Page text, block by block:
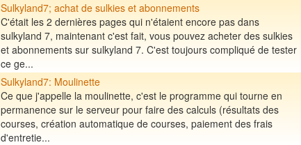
Sulkyland7; achat de sulkies et abonnements
C'était les 2 dernières pages qui n'étaient encore pas dans
sulkyland 7, maintenant c'est fait, vous pouvez acheter des sulkies
et abonnements sur sulkyland 7. C'est toujours compliqué de tester
ce ge...
Sulkyland7: Moulinette
Ce que j'appelle la moulinette, c'est le programme qui tourne en
permanence sur le serveur pour faire des calculs (résultats des
courses, création automatique de courses, paiement des frais
d'entretie...